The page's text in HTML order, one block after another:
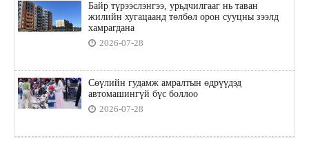
Байр түрээслэнгээ, урьдчилгааг нь таван
жилийн хугацаанд төлбөл орон сууцны зээлд
хамрагдана
2026-07-28
Сөүлийн гудамж амралтын өдрүүдэд
автомашингүй бүс боллоо
2026-07-28